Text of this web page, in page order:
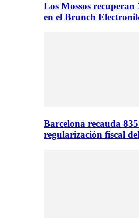
Los Mossos
en el Brunch
Barcelona recauda
regularización fiscal